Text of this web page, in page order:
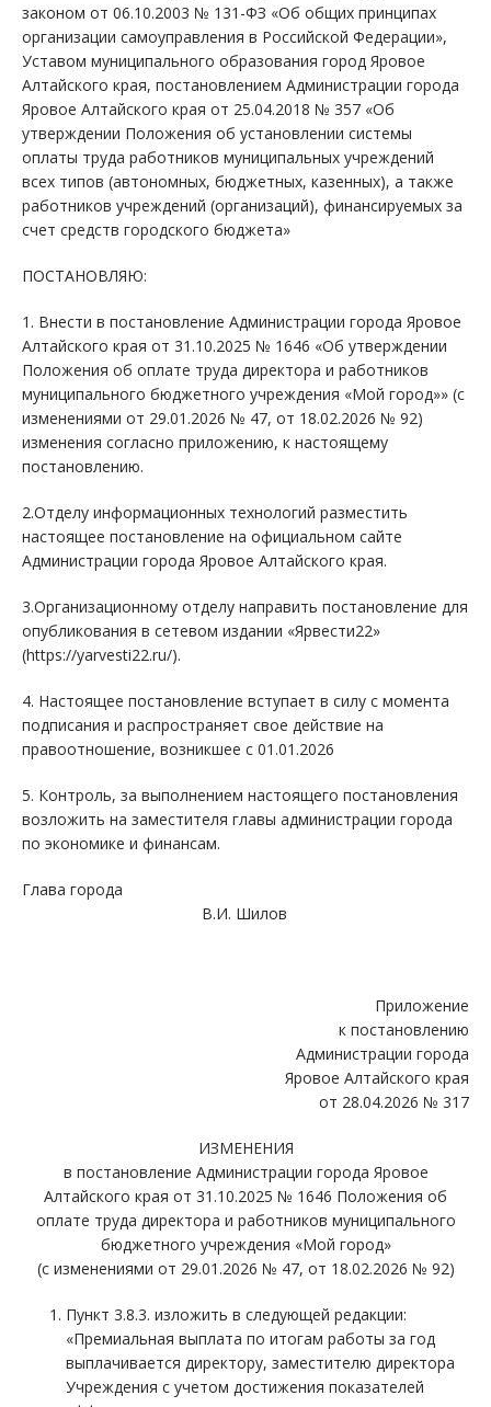
законом от 06.10.2003 № 131-ФЗ «Об общих принципах
организации самоуправления в Российской Федерации»,
Уставом муниципального образования город Яровое
Алтайского края, постановлением Администрации города
Яровое Алтайского края от 25.04.2018 № 357 «Об
утверждении Положения об установлении системы
оплаты труда работников муниципальных учреждений
всех типов (автономных, бюджетных, казенных), а также
работников учреждений (организаций), финансируемых за
счет средств городского бюджета»
ПОСТАНОВЛЯЮ:
1. Внести в постановление Администрации города Яровое
Алтайского края от 31.10.2025 № 1646 «Об утверждении
Положения об оплате труда директора и работников
муниципального бюджетного учреждения «Мой город»» (с
изменениями от 29.01.2026 № 47, от 18.02.2026 № 92)
изменения согласно приложению, к настоящему
постановлению.
2.Отделу информационных технологий разместить
настоящее постановление на официальном сайте
Администрации города Яровое Алтайского края.
3.Организационному отделу направить постановление для
опубликования в сетевом издании «Ярвести22»
(https://yarvesti22.ru/).
4. Настоящее постановление вступает в силу с момента
подписания и распространяет свое действие на
правоотношение, возникшее с 01.01.2026
5. Контроль, за выполнением настоящего постановления
возложить на заместителя главы администрации города
по экономике и финансам.
Глава города
В.И. Шилов
Приложение
к постановлению
Администрации города
Яровое Алтайского края
от 28.04.2026 № 317
ИЗМЕНЕНИЯ
в постановление Администрации города Яровое
Алтайского края от 31.10.2025 № 1646 Положения об
оплате труда директора и работников муниципального
бюджетного учреждения «Мой город»
(с изменениями от 29.01.2026 № 47, от 18.02.2026 № 92)
Пункт 3.8.3. изложить в следующей редакции:
«Премиальная выплата по итогам работы за год
выплачивается директору, заместителю директора
Учреждения с учетом достижения показателей